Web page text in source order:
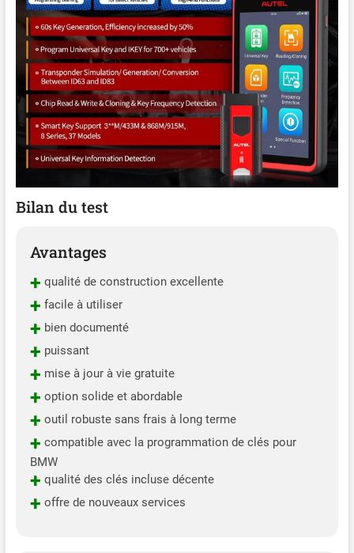
130 pieds. (40 mètres). Clés
Autel Ike-ys peuvent être
reprogrammées pour une
utilisation multiple et
répétée sur différents
véhicules. Clés Autel IKEYs
ont 8 séries, 37 types et
autres options seront
bientôt disponibles. 📢📢
【Compatibilité Limitée
avec Certains Véhicules】
Skoda, Seat, VW, Jaguar,
Veuillez vérifier si l'IM508S
ou l'IM608 Pro correspond
à vos besoins avant de
commander. 👉 Nous vous
recommandons vivement
en nous fournissant votre
numéro VIN et les fonctions
Bilan du test
Avantages
+ qualité de construction excellente
+ facile à utiliser
+ bien documenté
+ puissant
+ mise à jour à vie gratuite
+ option solide et abordable
+ outil robuste sans frais à long terme
+ compatible avec la programmation de clés pour
BMW
+ qualité des clés incluse décente
+ offre de nouveaux services